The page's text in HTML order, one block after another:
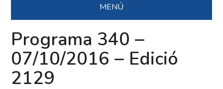
MENÚ
Programa 340 –
07/10/2016 – Edició
2129